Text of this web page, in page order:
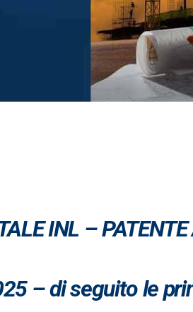
INL –
– di seguito le